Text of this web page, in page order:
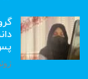
ژوئن 6,